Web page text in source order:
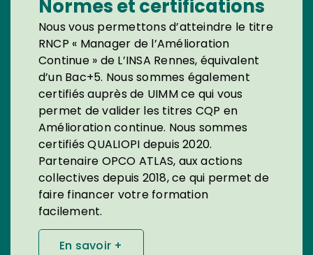
Normes et certifications
Nous vous permettons d’atteindre le titre
RNCP « Manager de l’Amélioration
Continue » de L’INSA Rennes, équivalent
d’un Bac+5. Nous sommes également
certifiés auprès de UIMM ce qui vous
permet de valider les titres CQP en
Amélioration continue. Nous sommes
certifiés QUALIOPI depuis 2020.
Partenaire OPCO ATLAS, aux actions
collectives depuis 2018, ce qui permet de
faire financer votre formation
facilement.
En savoir +